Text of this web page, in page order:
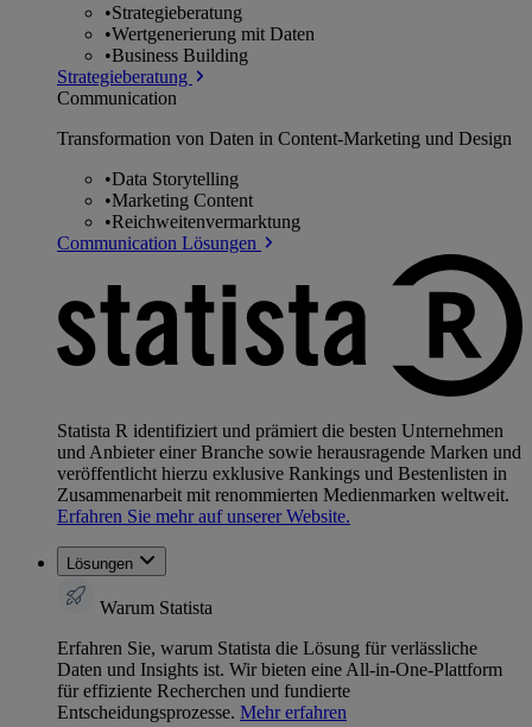
•Strategieberatung
•Wertgenerierung mit Daten
•Business Building
Strategieberatung
Communication
Transformation von Daten in Content-Marketing und Design
•Data Storytelling
•Marketing Content
•Reichweitenvermarktung
Communication Lösungen
Statista R identifiziert und prämiert die besten Unternehmen
und Anbieter einer Branche sowie herausragende Marken und
veröffentlicht hierzu exklusive Rankings und Bestenlisten in
Zusammenarbeit mit renommierten Medienmarken weltweit.
Erfahren Sie mehr auf unserer Website.
Lösungen
Warum Statista
Erfahren Sie, warum Statista die Lösung für verlässliche
Daten und Insights ist. Wir bieten eine All-in-One-Plattform
für effiziente Recherchen und fundierte
Entscheidungsprozesse. Mehr erfahren